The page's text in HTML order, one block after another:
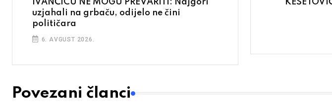
IVANČICU NE MOGU PREVARITI: Najgori
uzjahali na grbaču, odijelo ne čini
političara
6. AVGUST 2026.
Povezani članci